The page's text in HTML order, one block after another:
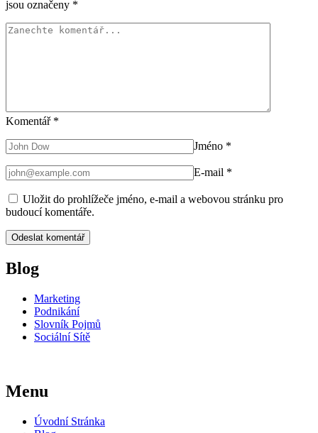
jsou označeny *
Komentář *
Jméno *
E-mail *
Uložit do prohlížeče jméno, e-mail a webovou stránku pro
budoucí komentáře.
Blog
Marketing
Podnikání
Slovník Pojmů
Sociální Sítě
Menu
Úvodní Stránka